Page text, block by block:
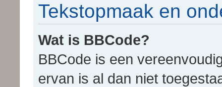
Tekstopmaak en
Wat is BBCode?
BBCode is een
ervan is al dan niet